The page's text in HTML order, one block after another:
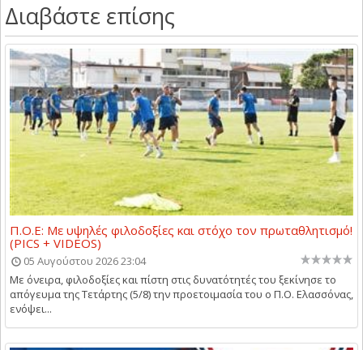
Διαβάστε επίσης
Π.Ο.Ε: Με υψηλές φιλοδοξίες και στόχο τον πρωταθλητισμό!
(PICS + VIDEOS)
05 Αυγούστου 2026 23:04
Με όνειρα, φιλοδοξίες και πίστη στις δυνατότητές του ξεκίνησε το
απόγευμα της Τετάρτης (5/8) την προετοιμασία του ο Π.Ο. Ελασσόνας,
ενόψει...